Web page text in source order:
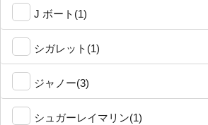
J ボート(1)
シガレット(1)
ジャノー(3)
シュガーレイマリン(1)